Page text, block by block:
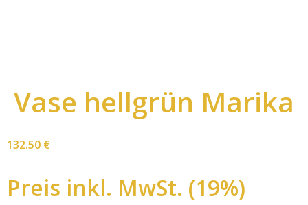
Vase hellgrün Marika
132.50 €
Preis inkl. MwSt. (19%)